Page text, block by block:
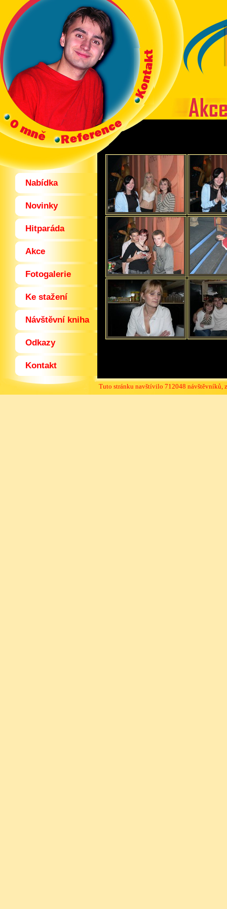
Nabídka
Novinky
Hitparáda
Akce
Fotogalerie
Ke stažení
Návštěvní kniha
Odkazy
Kontakt
Tuto stránku navštívilo 712048 návštěvníků,